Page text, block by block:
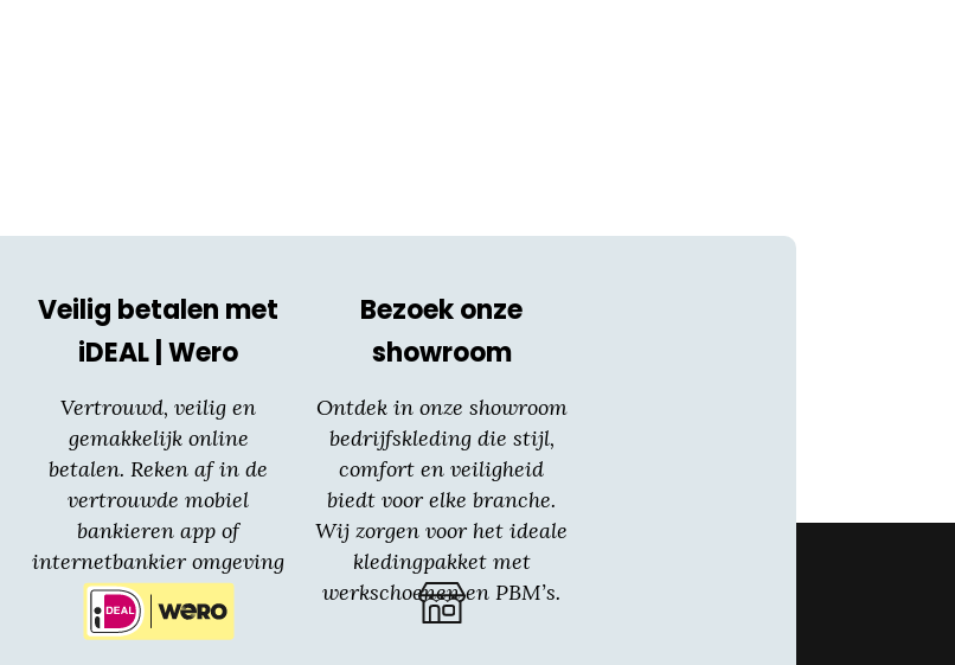
Veilig betalen met
iDEAL | Wero
Vertrouwd, veilig en
gemakkelijk online
betalen. Reken af in de
vertrouwde mobiel
bankieren app of
internetbankier omgeving
van jouw bank.
Bezoek onze
showroom
Ontdek in onze showroom
bedrijfskleding die stijl,
comfort en veiligheid
biedt voor elke branche.
Wij zorgen voor het ideale
kledingpakket met
werkschoenen en PBM’s.